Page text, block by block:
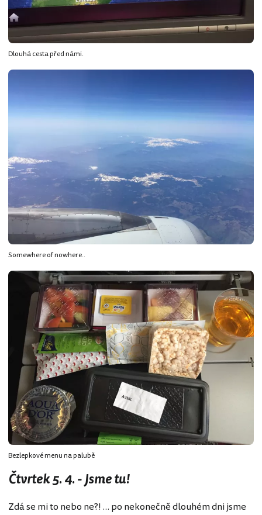
Dlouhá cesta před námi.
Somewhere of nowhere..
Bezlepkové menu na palubě
Čtvrtek 5. 4. - Jsme tu!
Zdá se mi to nebo ne?! … po nekonečně dlouhém dni jsme